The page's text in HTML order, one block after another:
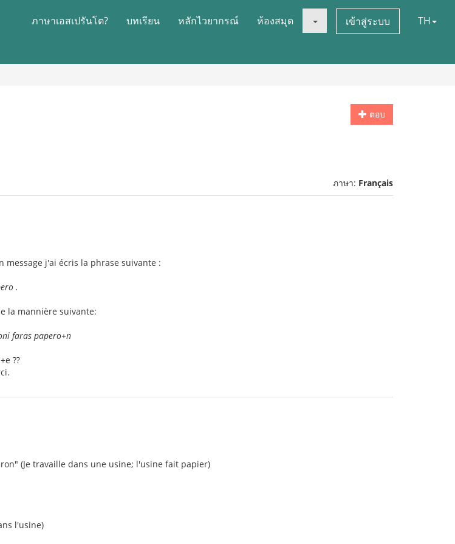
ภาษาเอสเปรันโต? บทเรียน หลักไวยากรณ์ ห้องสมุด เข้าสู่ระบบ TH
ตอบ
ภาษา: Français
j'ai écris la phrase suivante :
.
la mannière suivante:
faras papero+n
??
(Je travaille dans une usine; l'usine fait papier)
l'usine)